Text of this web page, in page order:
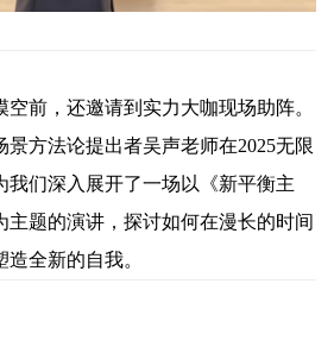
空前，还邀请到实力大咖现场助阵。
方法论提出者吴声老师在2025无限
我们深入展开了一场以《新平衡主
主题的演讲，探讨如何在漫长的时间
全新的自我。